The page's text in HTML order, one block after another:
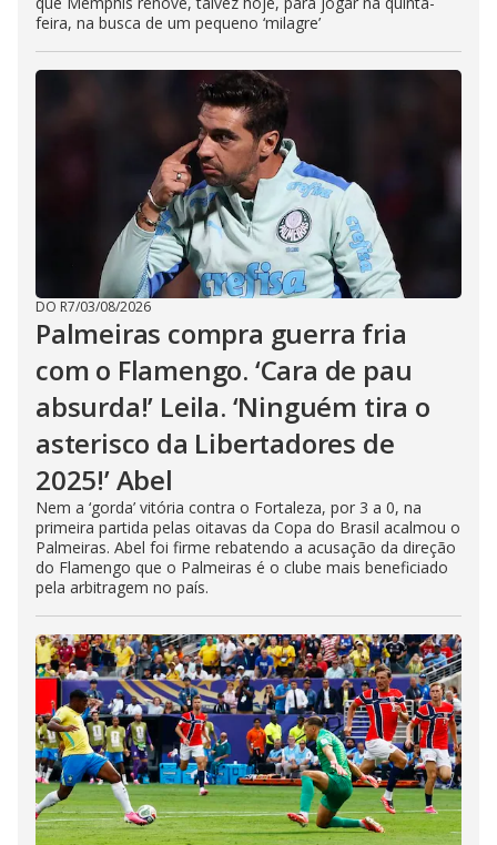
feira, na busca de um pequeno ‘milagre’
DO R7/03/08/2026
Palmeiras compra guerra fria
com o Flamengo. ‘Cara de pau
absurda!’ Leila. ‘Ninguém tira o
asterisco da Libertadores de
2025!’ Abel
Nem a ‘gorda’ vitória contra o Fortaleza, por 3 a 0, na
primeira partida pelas oitavas da Copa do Brasil acalmou o
Palmeiras. Abel foi firme rebatendo a acusação da direção
do Flamengo que o Palmeiras é o clube mais beneficiado
pela arbitragem no país.